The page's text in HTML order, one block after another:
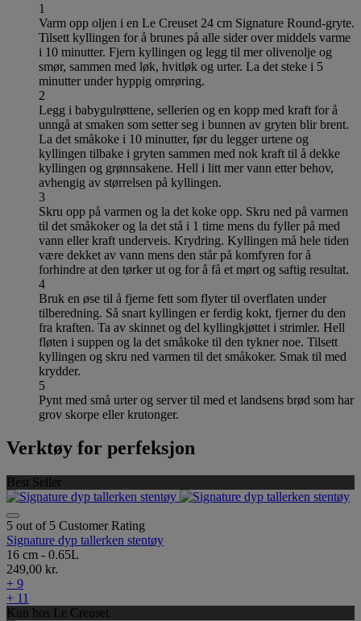
1
Varm opp oljen i en Le Creuset 24 cm Signature Round-gryte.
Tilsett kyllingen for å brunes på alle sider over middels varme
i 10 minutter. Fjern kyllingen og legg til mer olivenolje og
smør, sammen med løk, hvitløk og urter. La det steke i 5
minutter under hyppig omrøring.
2
Legg i babygulrøttene, sellerien og en kopp med kraft for å
unngå at smaken som setter seg i bunnen av gryten blir brent.
La det småkoke i 10 minutter, før du legger urtene og
kyllingen tilbake i gryten sammen med nok kraft til å dekke
kyllingen og grønnsakene. Hell i litt mer vann etter behov,
avhengig av størrelsen på kyllingen.
3
Skru opp på varmen og la det koke opp. Skru ned på varmen
til det småkoker og la det stå i 1 time mens du fyller på med
vann eller kraft underveis. Krydring. Kyllingen må hele tiden
være dekket av vann mens den står på komfyren for å
forhindre at den tørker ut og for å få et mørt og saftig resultat.
4
Bruk en øse til å fjerne fett som flyter til overflaten under
tilberedning. Så snart kyllingen er ferdig kokt, fjerner du den
fra kraften. Ta av skinnet og del kyllingkjøttet i strimler. Hell
fløten i suppen og la det småkoke til den tykner noe. Tilsett
kyllingen og skru ned varmen til det småkoker. Smak til med
krydder.
5
Pynt med små urter og server til med et landsens brød som har
grov skorpe eller krutonger.
Verktøy for perfeksjon
Best Seller
5 out of 5 Customer Rating
Signature dyp tallerken stentøy
16 cm - 0.65L
249,00 kr.
+ 9
+ 11
Kun hos Le Creuset